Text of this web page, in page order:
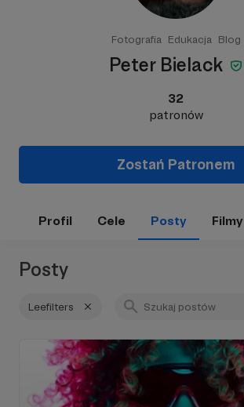
Fotografia Edukacja Blog
Peter Bielack
32
patronów
Zostań Patronem
Profil Cele Posty Filmy
Posty
Leefilters